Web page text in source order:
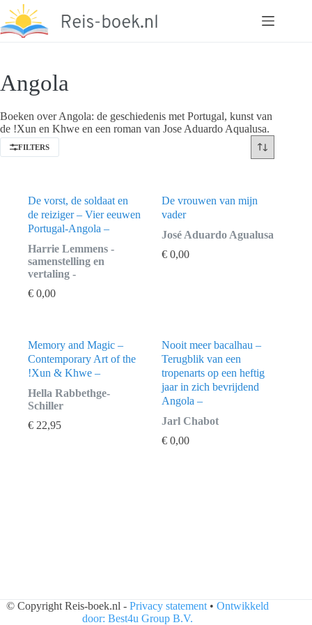
naar
de
Angola
Boeken over Angola: de geschiedenis met Portugal, kunst van
de !Xun en Khwe en een roman van Jose Aduardo Aqualusa.
FILTERS
De vorst, de soldaat en
de reiziger – Vier eeuwen
Portugal-Angola –
Harrie Lemmens -
samenstelling en
vertaling -
€ 0,00
De vrouwen van mijn
vader
José Aduardo Agualusa
€ 0,00
Memory and Magic –
Contemporary Art of the
!Xun & Khwe –
Hella Rabbethge-
Schiller
€ 22,95
Nooit meer bacalhau –
Terugblik van een
tropenarts op een heftig
jaar in zich bevrijdend
Angola –
Jarl Chabot
€ 0,00
© Copyright Reis-boek.nl - Privacy statement • Ontwikkeld
door: Best4u Group B.V.